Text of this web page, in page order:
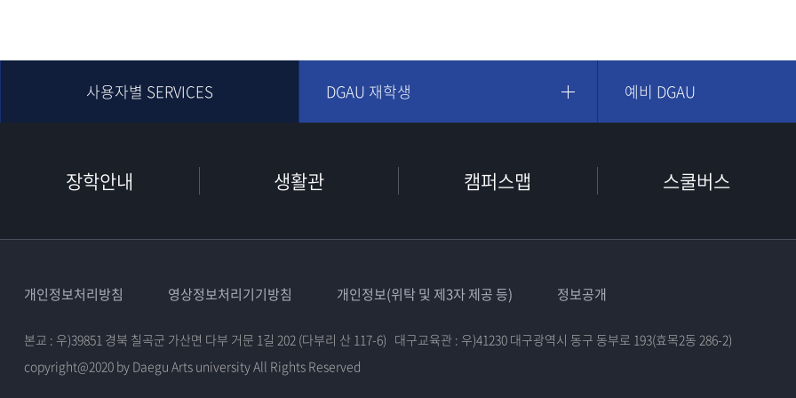
사용자별 SERVICES DGAU 재학생 예비 DGAU
장학안내 생활관 캠퍼스맵 스쿨버스
개인정보처리방침 영상정보처리기기방침 개인정보(위탁 및 제3자 제공 등) 정보공개
본교 : 우)39851 경북 칠곡군 가산면 다부 거문 1길 202 (다부리 산 117-6) 대구교육관 : 우)41230 대구광역시 동구 동부로 193(효목2동 286-2)
copyright@2020 by Daegu Arts university All Rights Reserved